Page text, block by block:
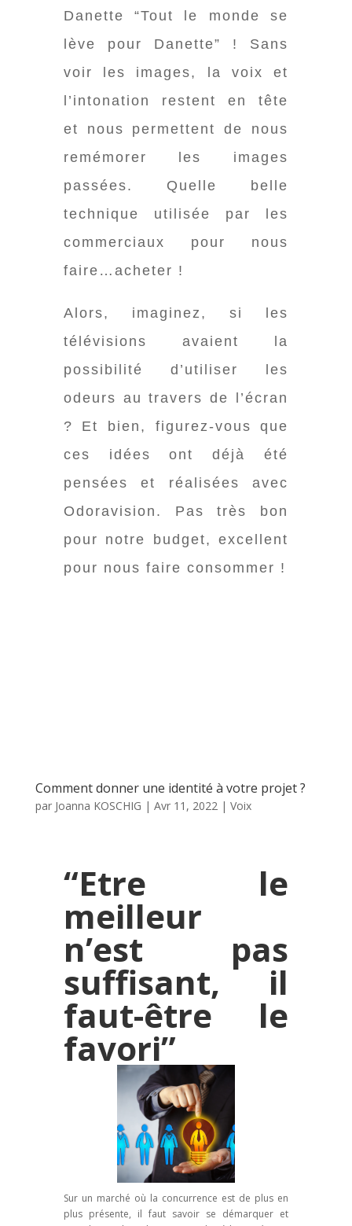
Danette “Tout le monde se
lève pour Danette” ! Sans
voir les images, la voix et
l’intonation restent en tête
et nous permettent de nous
remémorer les images
passées. Quelle belle
technique utilisée par les
commerciaux pour nous
faire…acheter !
Alors, imaginez, si les
télévisions avaient la
possibilité d’utiliser les
odeurs au travers de l’écran
? Et bien, figurez-vous que
ces idées ont déjà été
pensées et réalisées avec
Odoravision. Pas très bon
pour notre budget, excellent
pour nous faire consommer !
Comment donner une identité à votre projet ?
par Joanna KOSCHIG | Avr 11, 2022| Voix
“Etre le
meilleur
n’est pas
suffisant, il
faut-être le
favori”
Sur un marché où la concurrence est de plus en
plus présente, il faut savoir se démarquer et